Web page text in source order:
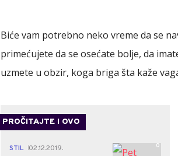
Biće vam potrebno neko vreme da se
primećujete da se osećate bolje, da
uzmete u obzir, koga briga šta kaže
PROČITAJTE I OVO
STIL 02.12.2019.
0